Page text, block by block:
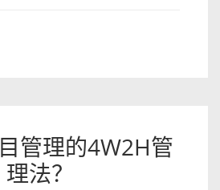
管理的4W2H管
理法？